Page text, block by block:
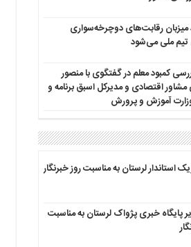
میزبان رقابت‌های دوچرخه‌سواری
تیم ملی می‌شود
کمبود معلم در گفتگوی با منصور
اقتصادی و مدیرکل اسبق برنامه و
آموزش و پرورش
استاندار لرستان به‌ مناسبت روز خبرنگار
پایگاه خبری پژواک لرستان به مناسبت